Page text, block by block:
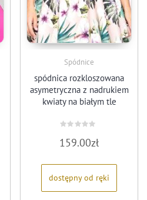
Spódnice
spódnica rozkloszowana
asymetryczna z nadrukiem
kwiaty na białym tle
0
159.00zł
dostępny od ręki